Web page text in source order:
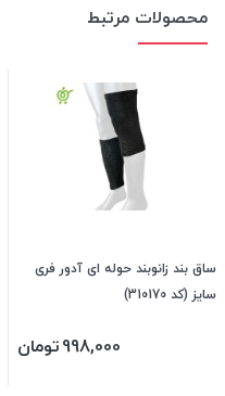
محصولات مرتبط
ساق بند زانوبند حوله ای آدور فری
سایز (کد 310170)
998,000تومان